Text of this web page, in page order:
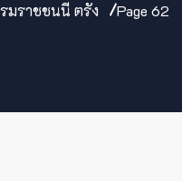
มราชชนนี ตรัง Page 62